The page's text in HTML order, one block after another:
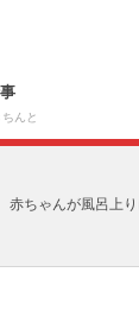
んと
赤ちゃんが風呂上